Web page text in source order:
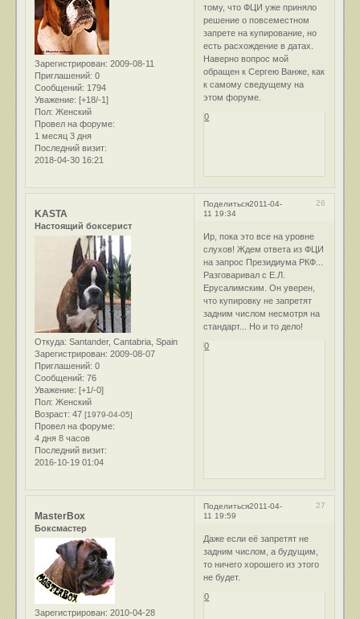
Зарегистрирован: 2009-08-11
Приглашений: 0
Сообщений: 1794
Уважение: [+18/-1]
Пол: Женский
Провел на форуме:
1 месяц 3 дня
Последний визит:
2018-04-30 16:21
тому, что ФЦИ уже приняло
решение о повсеместном
запрете на купирование, но
есть расхождение в датах.
Наверно вопрос мой
обращен к Сергею Ванже, как
к самому сведущему на
этом форуме.
0
Поделиться 26
2011-04-
11 19:34
KASTA
Настоящий боксерист
Откуда: Santander, Cantabria, Spain
Зарегистрирован: 2009-08-07
Приглашений: 0
Сообщений: 76
Уважение: [+1/-0]
Пол: Женский
Возраст: 47[1979-04-05]
Провел на форуме:
4 дня 8 часов
Последний визит:
2016-10-19 01:04
Ир, пока это все на уровне
слухов! Ждем ответа из ФЦИ
на запрос Президиума РКФ...
Разговаривал с Е.Л.
Ерусалимским. Он уверен,
что купировку не запретят
задним числом несмотря на
стандарт... Но и то дело!
0
Поделиться 27
2011-04-
11 19:59
MasterBox
Боксмастер
Зарегистрирован: 2010-04-28
Даже если её запретят не
задним числом, а будущим,
то ничего хорошего из этого
не будет.
0